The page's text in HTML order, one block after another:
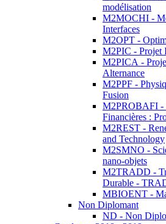
modélisation
M2MOCHI -
Interfaces
M2OPT -
M2PIC - Projet
M2PICA -
Alternance
M2PPF -
Fusion
M2PROBAFI -
Financières :
M2REST -
and Technology
M2SMNO -
nano-objets
M2TRADD -
Durable -
MBIOENT -
Non Diplomant
ND - Non